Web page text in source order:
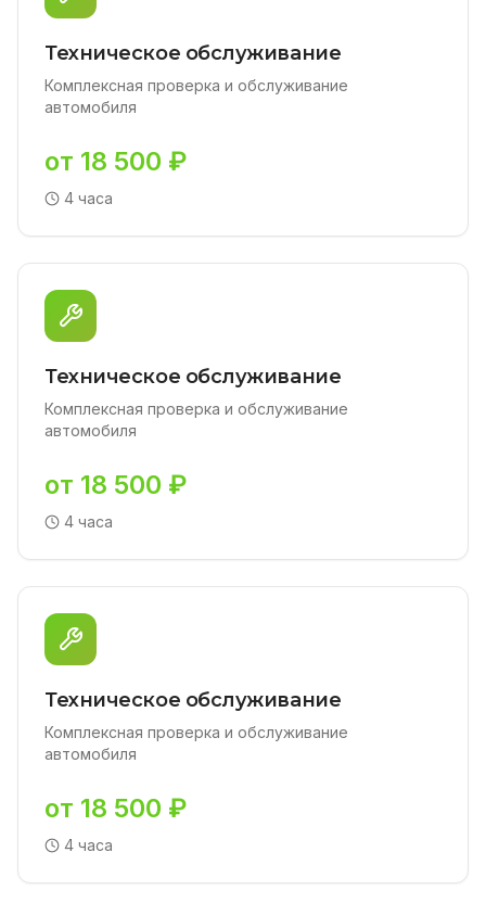
Техническое обслуживание
Комплексная проверка и обслуживание
автомобиля
от 18 500 ₽
4 часа
Техническое обслуживание
Комплексная проверка и обслуживание
автомобиля
от 18 500 ₽
4 часа
Техническое обслуживание
Комплексная проверка и обслуживание
автомобиля
от 18 500 ₽
4 часа